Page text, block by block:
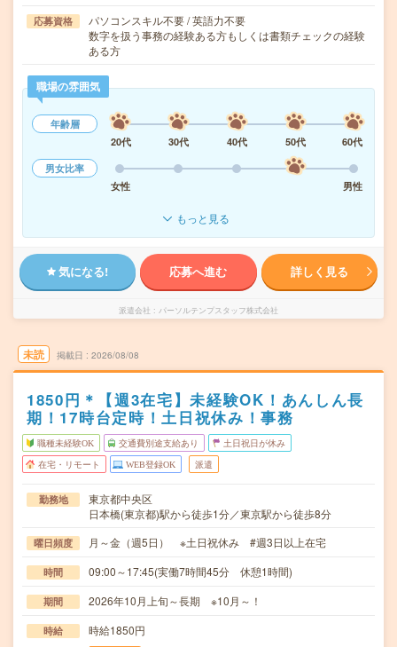
応募資格
パソコンスキル不要 / 英語力不要
数字を扱う事務の経験ある方もしくは書類チェックの経験
ある方
職場の雰囲気
年齢層
20代
30代 40代 50代
60代
男女比率
女性
男性
もっと見る
気になる! 応募へ進む 詳しく見る
派遣会社 パーソルテンプスタッフ株式会社
未読 掲載日 2026/08/08
1850円＊【週3在宅】未経験OK！あんしん長
期！17時台定時！土日祝休み！事務
職種未経験OK 交通費別途支給あり 土日祝日が休み
在宅・リモート WEB登録OK 派遣
勤務地
東京都中央区
日本橋(東京都)駅から徒歩1分／東京駅から徒歩8分
曜日頻度 月～金（週5日） ※土日祝休み #週3日以上在宅
時間 09:00～17:45(実働7時間45分 休憩1時間)
期間 2026年10月上旬～長期 ※10月～！
時給 時給1850円